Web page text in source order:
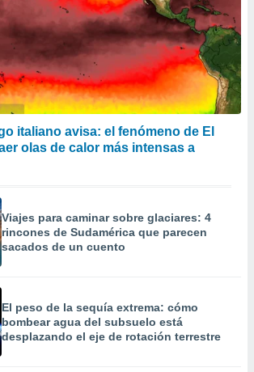
italiano avisa: el fenómeno de El
olas de calor más intensas a
Viajes para caminar sobre glaciares: 4
rincones de Sudamérica que parecen
sacados de un cuento
El peso de la sequía extrema: cómo
bombear agua del subsuelo está
desplazando el eje de rotación terrestre